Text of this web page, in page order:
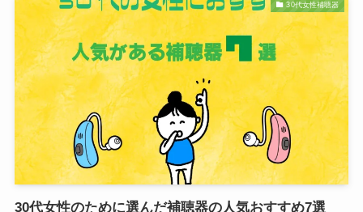
30代女性補聴器
30代女性のために選んだ補聴器の人気おすすめ7選